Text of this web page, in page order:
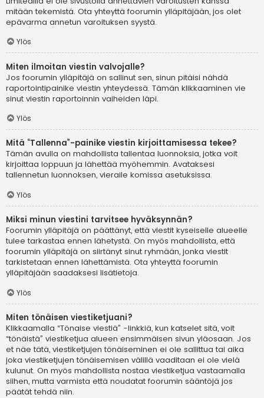
mitään tekemistä. Ota yhteyttä foorumin ylläpitäjään, jos olet
epävarma annetun varoituksen syystä.
Ylös
Miten ilmoitan viestin valvojalle?
Jos foorumin ylläpitäjä on sallinut sen, sinun pitäisi nähdä
raportointipainike viestin yhteydessä. Tämän klikkaaminen vie
sinut viestin raportoinnin vaiheiden läpi.
Ylös
Mitä “Tallenna”-painike viestin kirjoittamisessa tekee?
Tämän avulla on mahdollista tallentaa luonnoksia, jotka voit
kirjoittaa loppuun ja lähettää myöhemmin. Avataksesi
tallennetun luonnoksen, vieraile komissa asetuksissa.
Ylös
Miksi minun viestini tarvitsee hyväksynnän?
Foorumin ylläpitäjä on päättänyt, että viestit kyseiselle alueelle
tulee tarkastaa ennen lähetystä. On myös mahdollista, että
foorumin ylläpitäjä on siirtänyt sinut ryhmään, jonka viestit
tarkistetaan ennen lähettämistä. Ota yhteyttä foorumin
ylläpitäjään saadaksesi lisätietoja.
Ylös
Miten tönäisen viestiketjuani?
Klikkaamalla “Tönaise viestiä” -linkkiä, kun katselet sitä, voit
“tönäistä” viestiketjua alueen ensimmäisen sivun yläosaan. Jos
et näe tätä, viestiketjujen tönäiseminen ei ole sallittua tai aika
joka viestiketjujen tönäisemisen välillä vaaditaan ei ole vielä
kulunut. On myös mahdollista nostaa viestiketjua vastaamalla
siihen, mutta varmista että noudatat foorumin sääntöjä jos
päätät tehdä niin.